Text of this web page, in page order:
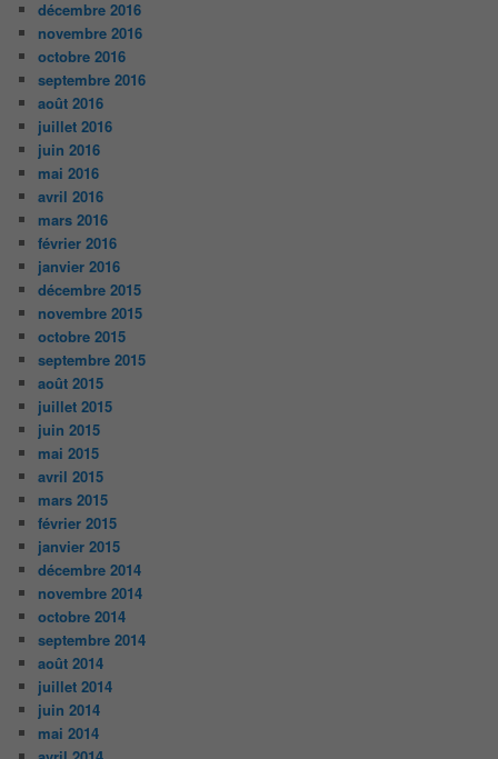
décembre 2016
novembre 2016
octobre 2016
septembre 2016
août 2016
juillet 2016
juin 2016
mai 2016
avril 2016
mars 2016
février 2016
janvier 2016
décembre 2015
novembre 2015
octobre 2015
septembre 2015
août 2015
juillet 2015
juin 2015
mai 2015
avril 2015
mars 2015
février 2015
janvier 2015
décembre 2014
novembre 2014
octobre 2014
septembre 2014
août 2014
juillet 2014
juin 2014
mai 2014